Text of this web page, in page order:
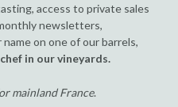
access to private sales
newsletters,
on one of our barrels,
in our vineyards.
mainland France.